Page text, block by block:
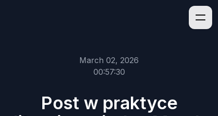
March 02, 2026
00:57:30
Post w praktyce